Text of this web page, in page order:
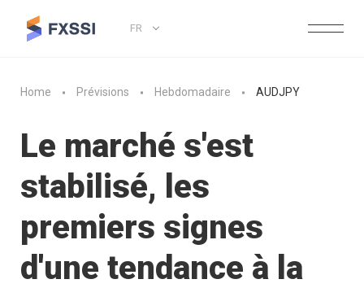
FR
Home Prévisions Hebdomadaire AUDJPY
Le marché s'est
stabilisé, les
premiers signes
d'une tendance à la